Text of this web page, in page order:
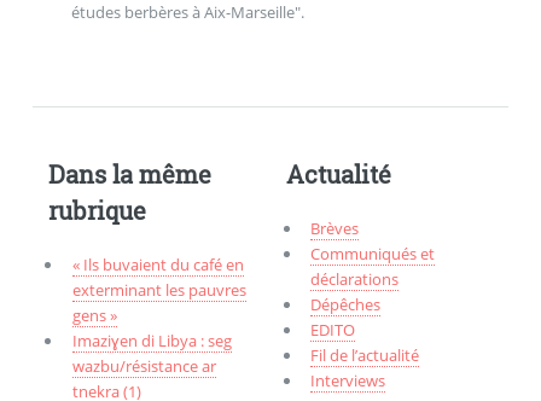
études berbères à Aix-Marseille".
Dans la même
rubrique
« Ils buvaient du café en
exterminant les pauvres
gens »
Imaziɣen di Libya : seg
wazbu/résistance ar
tnekra (1)
Actualité
Brèves
Communiqués et
déclarations
Dépêches
EDITO
Fil de l’actualité
Interviews